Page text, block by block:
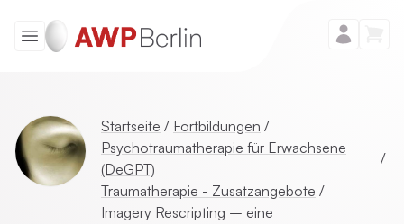
Startseite / Fortbildungen /
Psychotraumatherapie für Erwachsene
(DeGPT)
/
Traumatherapie - Zusatzangebote /
Imagery Rescripting – eine